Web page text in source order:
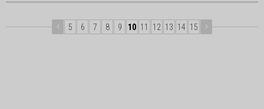
5 6 7 8 9 10 11 12 13 14 15